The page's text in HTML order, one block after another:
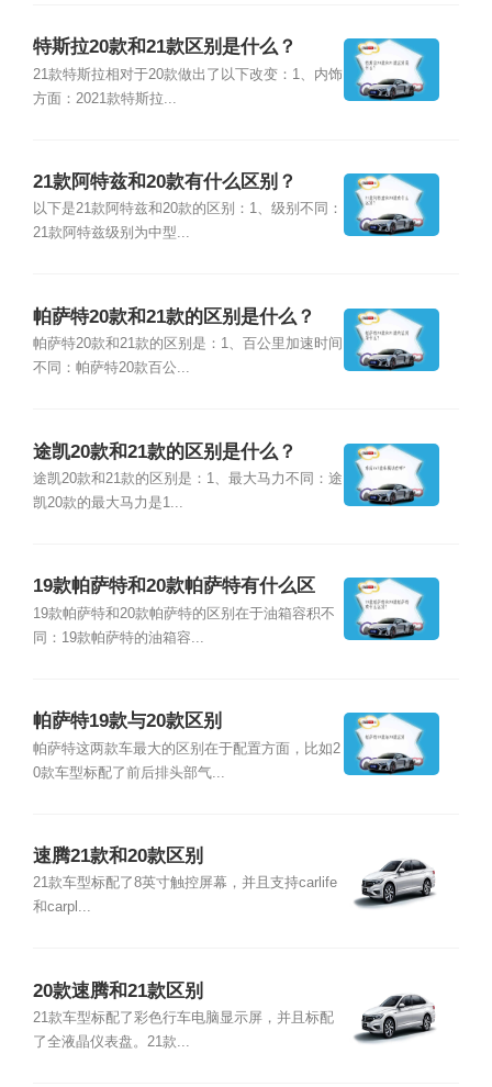
特斯拉20款和21款区别是什么？
21款特斯拉相对于20款做出了以下改变：1、内饰
方面：2021款特斯拉...
21款阿特兹和20款有什么区别？
以下是21款阿特兹和20款的区别：1、级别不同：
21款阿特兹级别为中型...
帕萨特20款和21款的区别是什么？
帕萨特20款和21款的区别是：1、百公里加速时间
不同：帕萨特20款百公...
途凯20款和21款的区别是什么？
途凯20款和21款的区别是：1、最大马力不同：途
凯20款的最大马力是1...
19款帕萨特和20款帕萨特有什么区
别？
19款帕萨特和20款帕萨特的区别在于油箱容积不
同：19款帕萨特的油箱容...
帕萨特19款与20款区别
帕萨特这两款车最大的区别在于配置方面，比如2
0款车型标配了前后排头部气...
速腾21款和20款区别
21款车型标配了8英寸触控屏幕，并且支持carlife
和carpl...
20款速腾和21款区别
21款车型标配了彩色行车电脑显示屏，并且标配
了全液晶仪表盘。21款...